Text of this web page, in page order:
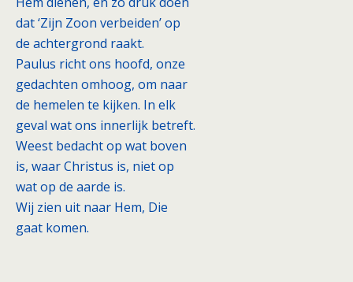
dat ‘Zijn Zoon verbeiden’ op
de achtergrond raakt.
Paulus richt ons hoofd, onze
gedachten omhoog, om naar
de hemelen te kijken. In elk
geval wat ons innerlijk betreft.
Weest bedacht op wat boven
is, waar Christus is, niet op
wat op de aarde is.
Wij zien uit naar Hem, Die
gaat komen.